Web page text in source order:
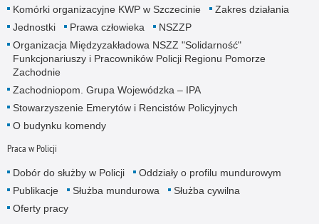
Komórki organizacyjne KWP w Szczecinie
Zakres działania
Jednostki
Prawa człowieka
NSZZP
Organizacja Międzyzakładowa NSZZ "Solidarność"
Funkcjonariuszy i Pracowników Policji Regionu Pomorze
Zachodnie
Zachodniopom. Grupa Wojewódzka – IPA
Stowarzyszenie Emerytów i Rencistów Policyjnych
O budynku komendy
Praca w Policji
Dobór do służby w Policji
Oddziały o profilu mundurowym
Publikacje
Służba mundurowa
Służba cywilna
Oferty pracy